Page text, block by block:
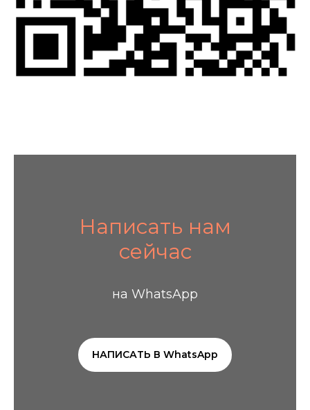
Написать нам
сейчас
на WhatsApp
НАПИСАТЬ В WhatsApp